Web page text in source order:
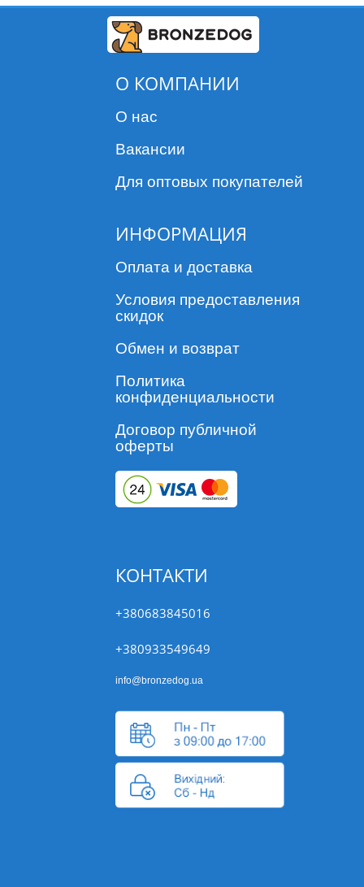
О КОМПАНИИ
О нас
Вакансии
Для оптовых покупателей
ИНФОРМАЦИЯ
Оплата и доставка
Условия предоставления
скидок
Обмен и возврат
Политика
конфиденциальности
Договор публичной
оферты
КОНТАКТИ
+380683845016
+380933549649
info@bronzedog.ua